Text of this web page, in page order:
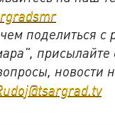
поделиться с
присылайте
новости